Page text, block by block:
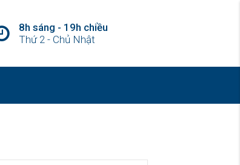
8h sáng - 19h chiều
Thứ 2 - Chủ Nhật